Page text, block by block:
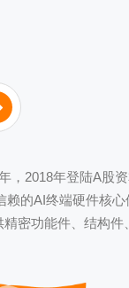
，2018年登陆A股
赖的AI终端硬件核
密功能件、结构件